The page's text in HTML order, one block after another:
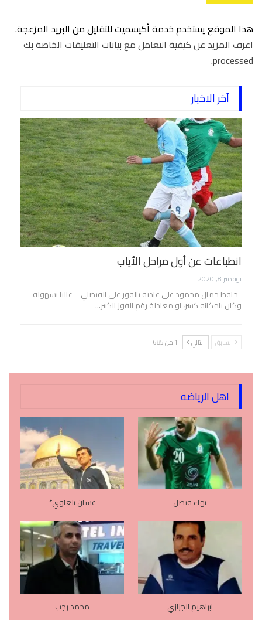
هذا الموقع يستخدم خدمة أكيسميت للتقليل من البريد المزعجة.
اعرف المزيد عن كيفية التعامل مع بيانات التعليقات الخاصة بك
processed
.
آخر الاخبار
انطباعات عن أول مراحل الأياب
نوفمبر 8, 2020
حافظ جمال محمود على عادته بالفوز على الفيصلي – غالبا بسهولة –
وكان بامكانه كسر، او معادلة رقم الفوز الكبير…
السابق التالي 1 من 685
اهل الرياضه
بهاء فيصل غسان بلعاوي*
ابراهيم الجزازي محمد رجب